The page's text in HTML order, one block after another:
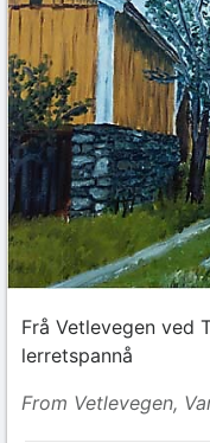
Frå Vetlevegen ved
lerretspannå
From Vetlevegen,